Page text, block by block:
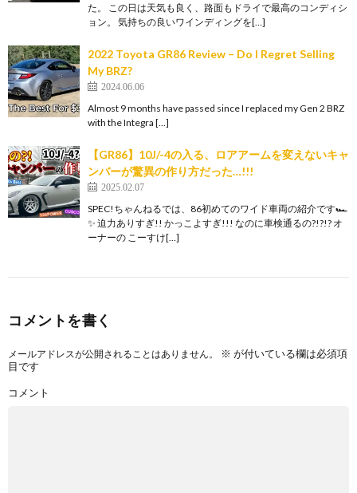
た。 この日は天気も良く、路面もドライで最高のコンディシ
ョン。 気持ちの良いワインディングを[…]
2022 Toyota GR86 Review – Do I Regret Selling
My BRZ?
2024.06.06
Almost 9 months have passed since I replaced my Gen 2 BRZ
with the Integra […]
【GR86】10J/-4の入る、ロアアームを変えないキャ
ンバーが驚異の作り方だった…!!!
2025.02.07
SPEC!ちゃんねるでは、86初めてのワイド車両の紹介です🏎
✨ 迫力ありすぎ!! かっこよすぎ!!! なのに車検通るの?!?!? オ
ーナーの こーすけ[…]
コメントを書く
メールアドレスが公開されることはありません。 ※ が付いている欄は必須項
目です
コメント